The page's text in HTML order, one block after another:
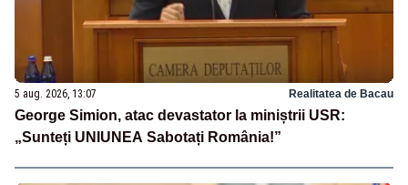
5 aug. 2026, 13:07 Realitatea de Bacau
George Simion, atac devastator la miniștrii USR:
„Sunteți UNIUNEA Sabotați România!”